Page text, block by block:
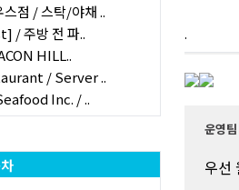
스점 / 스탁/야채 ..
/ 주방 전 파..
HILL..
/ Server ..
Inc. / ..
.
운영팀
우선